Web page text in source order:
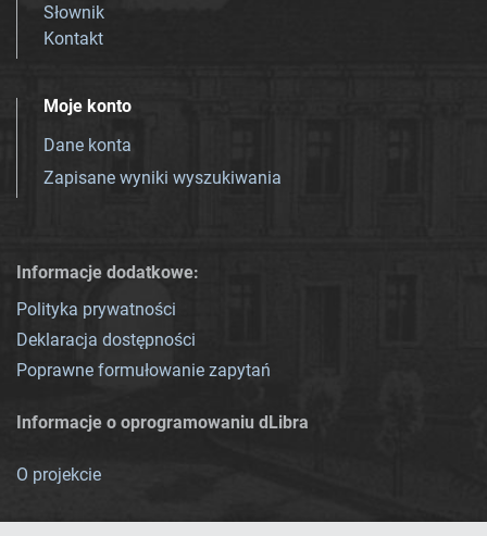
Słownik
Kontakt
Moje konto
Dane konta
Zapisane wyniki wyszukiwania
Informacje dodatkowe:
Polityka prywatności
Deklaracja dostępności
Poprawne formułowanie zapytań
Informacje o oprogramowaniu dLibra
O projekcie